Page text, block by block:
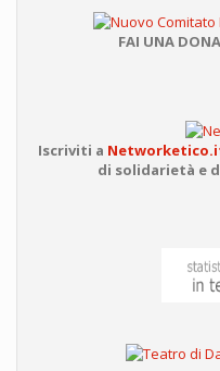
FAI UNA
Iscriviti a
di solidarietà e